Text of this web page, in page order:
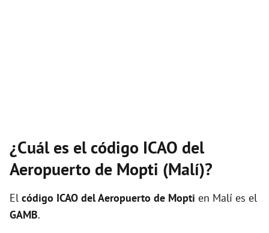
¿Cuál es el código ICAO del
Aeropuerto de Mopti (Malí)?
El código ICAO delAeropuerto de Mopti en Malí es el
GAMB.